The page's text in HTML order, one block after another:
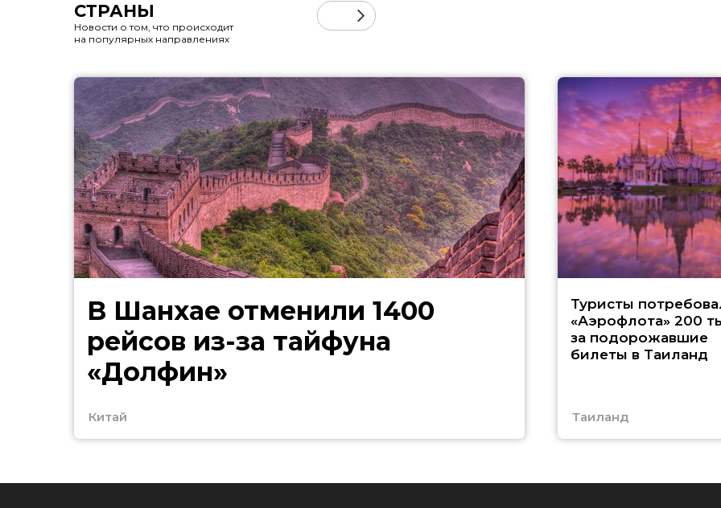
СТРАНЫ
Новости о том, что происходит
на популярных направлениях
В Шанхае отменили 1400
рейсов из-за тайфуна
«Долфин»
Китай
Туристы
«Аэрофлота» 200
за подорожавшие
билеты в Таиланд
Таиланд